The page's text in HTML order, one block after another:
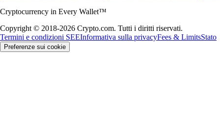
Cryptocurrency in Every Wallet™
Copyright © 2018-2026 Crypto.com. Tutti i diritti riservati.
Termini e condizioni SEEInformativa sulla privacyFees & LimitsStato
Preferenze sui cookie